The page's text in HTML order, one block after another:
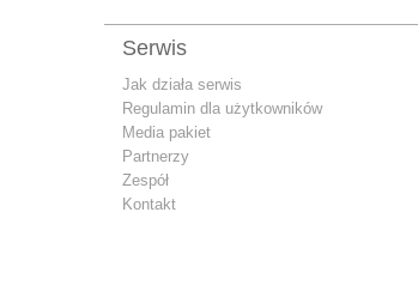
Serwis
Jak działa serwis
Regulamin dla użytkowników
Media pakiet
Partnerzy
Zespół
Kontakt